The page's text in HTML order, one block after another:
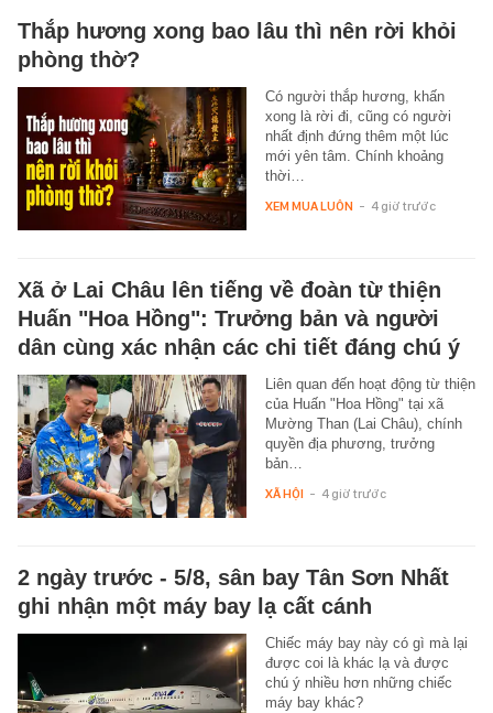
Thắp hương xong bao lâu thì nên rời khỏi
phòng thờ?
Có người thắp hương, khấn
xong là rời đi, cũng có người
nhất định đứng thêm một lúc
mới yên tâm. Chính khoảng
thời…
XEM MUA LUÔN - 4 giờ trước
Xã ở Lai Châu lên tiếng về đoàn từ thiện
Huấn "Hoa Hồng": Trưởng bản và người
dân cùng xác nhận các chi tiết đáng chú ý
Liên quan đến hoạt động từ thiện
của Huấn "Hoa Hồng" tại xã
Mường Than (Lai Châu), chính
quyền địa phương, trưởng
bản…
XÃ HỘI - 4 giờ trước
2 ngày trước - 5/8, sân bay Tân Sơn Nhất
ghi nhận một máy bay lạ cất cánh
Chiếc máy bay này có gì mà lại
được coi là khác lạ và được
chú ý nhiều hơn những chiếc
máy bay khác?